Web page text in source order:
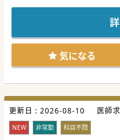
サービスの提供はもちろ
フもまた、円滑に業務に
気になる
更新日 : 2026-08-10 医師
NEW 非常勤 科目不問